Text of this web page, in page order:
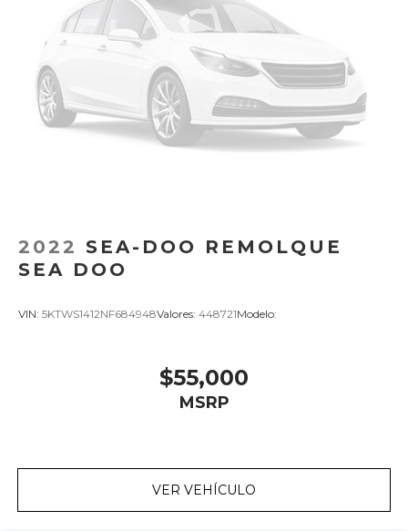
2022 SEA-DOO REMOLQUE
SEA DOO
VIN: 5KTWS1412NF684948Valores: 448721Modelo:
$55,000
MSRP
VER VEHÍCULO